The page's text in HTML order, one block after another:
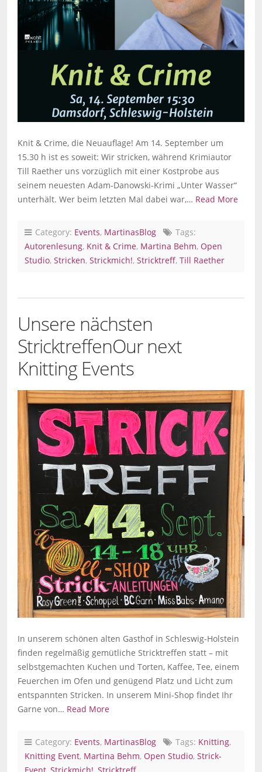
Knit & Crime, die Neuauflage! Am 14. September um
15.30 h ist es soweit: Wir stricken, während Krimiautor
Till Raether uns vorzüglich mit einer Kostprobe aus
seinem neuesten Adam-Danowski-Krimi „Unter Wasser“
unterhält. Wer beim letzten Mal dabei war,… Read More
Category: Events, MartinasBlog
Tags:
Autorenlesung, Knit & Crime, Martina Behm, Open
Studio, Stricken, Strickmich!, Stricktreff, Till Raether
Unsere nächsten
StricktreffenOur next
Knitting Events
In unserem schönen alten Gasthof in Schleswig-Holstein
finden regelmäßig gemütliche Stricktreffen statt – mit
selbstgemachten Kuchen und Torten, Kaffee, Tee, einem
Feuerchen im Ofen und genügend Platz und Licht zum
entspannten Stricken. In unserem Mini-Shop findet Ihr
Garne von… Read More
Category: Events, MartinasBlog Tags: Knitting,
Knitting Event, Martina Behm, Open Studio, Strick-